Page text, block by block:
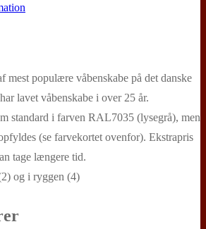
mest populære våbenskabe på det danske
lavet våbenskabe i over 25 år.
standard i farven RAL7035 (lysegrå), men
(se farvekortet ovenfor). Ekstrapris
tage længere tid.
og i ryggen (4)